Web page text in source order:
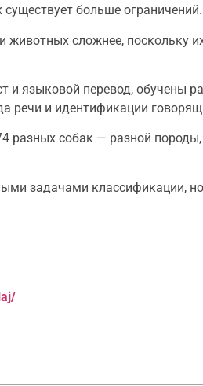
больше ограничений.
животных сложнее, поскольку
и языковой перевод, обучены
речи и идентификации
собак — разной
задачами классификации,